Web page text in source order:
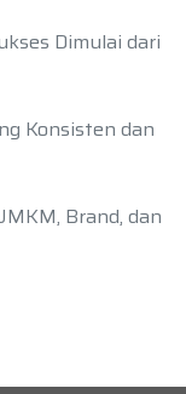
Dimulai dari
Konsisten dan
Brand, dan